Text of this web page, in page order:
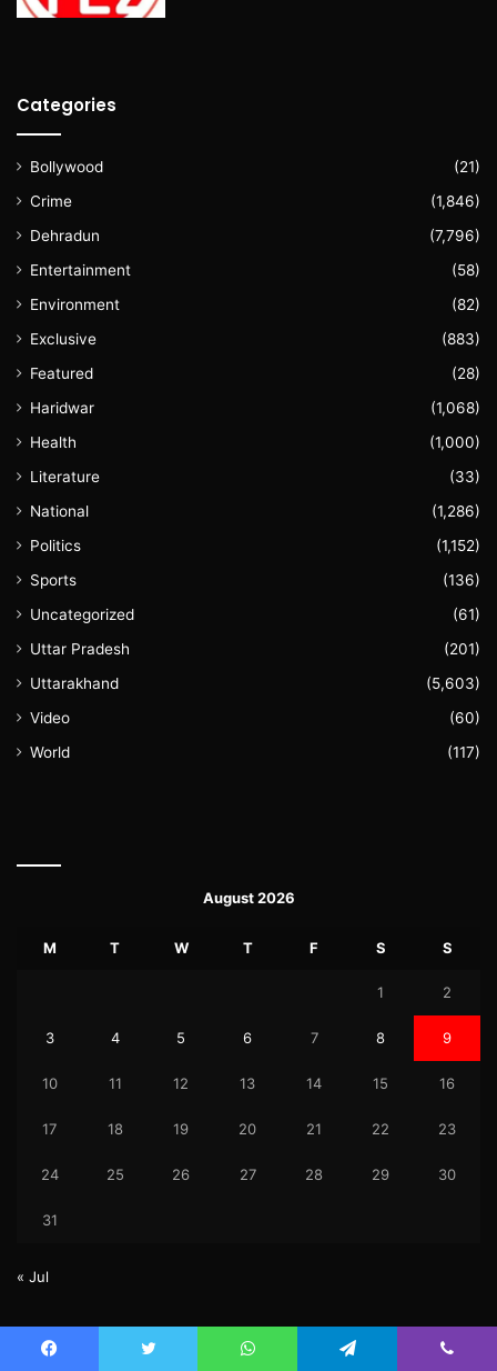
Categories
Bollywood
(21)
Crime
(1,846)
Dehradun
(7,796)
Entertainment
(58)
Environment
(82)
Exclusive
(883)
Featured
(28)
Haridwar
(1,068)
Health
(1,000)
Literature
(33)
National
(1,286)
Politics
(1,152)
Sports
(136)
Uncategorized
(61)
Uttar Pradesh
(201)
Uttarakhand
(5,603)
Video
(60)
World
(117)
August 2026
M T W T F S S
1 2
3 4 5 6 7 8 9
10 11 12 13 14 15 16
17 18 19 20 21 22 23
24 25 26 27 28 29 30
31
« Jul